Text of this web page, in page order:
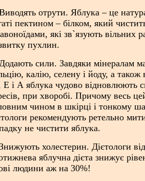
отрути. Яблука – це
пектином – білком, який
які зв`язують вільних
пухлин.
сили. Завдяки мінералам
калію, селену і йоду, а
Е і А яблука чудово відновлюють
при хворобі. Причому весь
чином в шкірці і тонкому
рекомендують ретельно
не чистити яблука.
холестерин. Дієтологи
яблучна дієта знижує
людини аж на 30%!